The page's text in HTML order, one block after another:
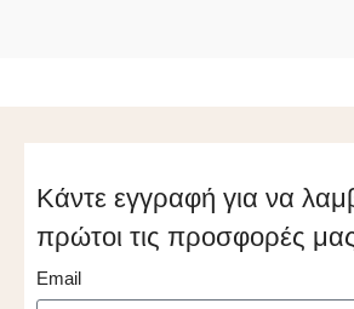
Κάντε εγγραφή για να
πρώτοι τις προσφορές
Email